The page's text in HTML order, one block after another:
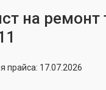
на ремонт
прайса: 17.07.2026